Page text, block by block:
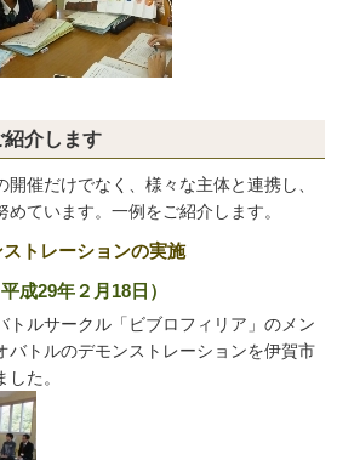
紹介します
催だけでなく、様々な主体と連携し、
ています。一例をご紹介します。
トレーションの実施
成29年２月18日）
トルサークル「ビブロフィリア」のメン
バトルのデモンストレーションを伊賀市
た。